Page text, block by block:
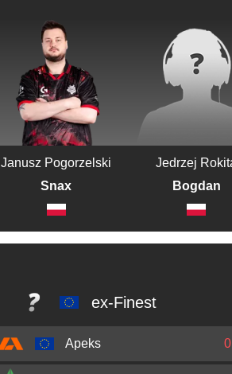
Janusz Pogorzelski
Snax
Jedrzej
Bogdan
ex-Finest
Apeks 0